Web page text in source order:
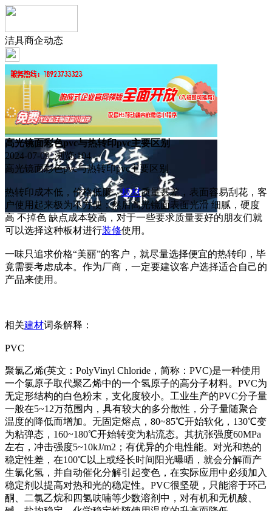
洁具商企动态
高光镜面彩色pvc与热转印pvc主要区别
2024-07-09 浏览:104
高光镜面彩色pvc与热转印pvc主要区别
热转印成本低，价格低廉，板材质量甚差，表面容易刮花，客
户使用起来极为不方便；然后高光镜面表面光滑 细腻，硬度
高 不掉色 缺点成本较高，对于一些要求质量要好的朋友们就
可以选择这种板材进行装修使用。
一味只追求价格“美丽”的客户，就尽量选择便宜的热转印，毕
竟需要考虑成本。作为厂商，一定要建议客户选择适合自己的
产品来使用。
相关建材词条解释：
PVC
聚氯乙烯(英文：PolyVinyl Chloride，简称：PVC)是一种使用
一个氯原子取代聚乙烯中的一个氢原子的高分子材料。PVC为
无定形结构的白色粉末，支化度较小。工业生产的PVC分子量
一般在5~12万范围内，具有较大的多分散性，分子量随聚合
温度的降低而增加。无固定熔点，80~85℃开始软化，130℃变
为粘弹态，160~180℃开始转变为粘流态。其抗张强度60MPa
左右，冲击强度5~10kJ/m2；有优异的介电性能。对光和热的
稳定性差，在100℃以上或经长时间阳光曝晒，就会分解而产
生氯化氢，并自动催化分解引起变色，在实际应用中必须加入
稳定剂以提高对热和光的稳定性。PVC很坚硬，只能溶于环己
酮、二氯乙烷和四氢呋喃等少数溶剂中，对有机和无机酸、